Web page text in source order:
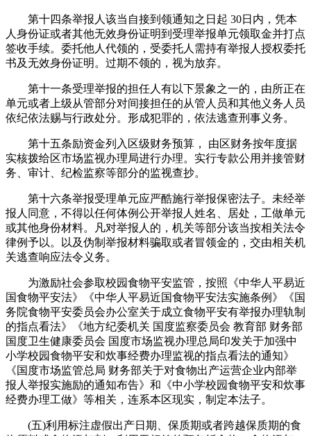
第十四条举报人该当自接到领通知之日起 30日内，凭本
人身份证或者其他无效身份证明到受理举报单元领取金并打点
签收手续。委托他人代领的，受委托人需持有举报人授权委托
书及无效身份证明。过期不领的，视为放弃。
第十一条受理举报的担任人有以下景象之一的，由所正在
单元或者上级从管部分对间接担任的从管人员和其他义务人员
依纪依法赐与行政处分。形成犯罪的，依法逃查刑事义务。
第十五条励资金列入区级财务预算， 由区财务按年度据
实核拨给区市场监视办理局进行办理。实行专款公用并接管财
务、审计、纪检监察等部分的监视查抄。
第十六条举报受理单元应严酷施行举报保密法子。未经举
报人同意，不得以任何体例公开举报人姓名、居处，工做单元
或其他身份材料。凡对举报人的，机关等部分该当按相关法令
律例予以。以及伪制举报材料骗取或者冒领金的，交由相关机
关逃查响应法令义务。
为激励社会参取校园食物平安监管，按照《中华人平易近
国食物平安法》《中华人平易近国食物平安法实施条例》《国
务院食物平安委员会办公室关于成立食物平安有举报办理轨制
的指点看法》《地方纪委机关 国度监察委员会 教育部 财务部
国度卫生健康委员会 国度市场监视办理总局印发关于加强中
小学校园食物平安和炊事经费办理监视的指点看法的通知》
《国度市场监管总局 财务部关于对食物出产运营企业内部举
报人举报实施励的通知布告》和《中小学校园食物平安和炊事
经费办理工做》等相关，连系本区现实，制定本法子。
(五)利用标注虚假出产日期、保质期或者跨越保质期的食